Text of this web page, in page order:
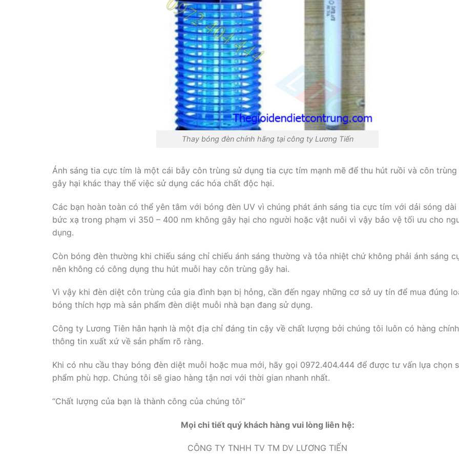
Thay bóng đèn chính hãng tại công ty Lương Tiến
Ánh sáng tia cực tím là một cái bẫy côn trùng sử dụng tia cực tím mạnh mẽ để thu hút ruồi và côn trùng
gây hại khác thay thế việc sử dụng các hóa chất độc hại.
Các bạn hoàn toàn có thể yên tâm với bóng đèn UV vì chúng phát ánh sáng tia cực tím với dải sóng dài
bức xạ trong phạm vi 350 – 400 nm không gây hại cho người hoặc vật nuôi vì vậy bảo vệ tối ưu cho
dụng.
Còn bóng đèn thường khi chiếu sáng chỉ chiếu ánh sáng thường và tỏa nhiệt chứ không phải ánh sáng
nên không có công dụng thu hút muỗi hay côn trùng gây hai.
Vì vậy khi đèn diệt côn trùng của gia đình bạn bị hỏng, cần đến ngay những cơ sở uy tín để mua đúng
bóng thích hợp mà sản phẩm đèn diệt muỗi nhà bạn đang sử dụng.
Công ty Lương Tiên hân hạnh là một địa chỉ đáng tin cậy về chất lượng bởi chúng tôi luôn có hàng
thông tin xuất xứ về sản phẩm rõ ràng.
Khi có nhu cầu thay bóng đèn diệt muỗi hoặc mua mới, hãy gọi 0972.404.444 để được tư vấn lựa chọn
phẩm phù hợp. Chúng tôi sẽ giao hàng tận nơi với thời gian nhanh nhất.
“Chất lượng của bạn là thành công của chúng tôi”
Mọi chi tiết quý khách hàng vui lòng liên hệ:
CÔNG TY TNHH TV TM DV LƯƠNG TIẾN